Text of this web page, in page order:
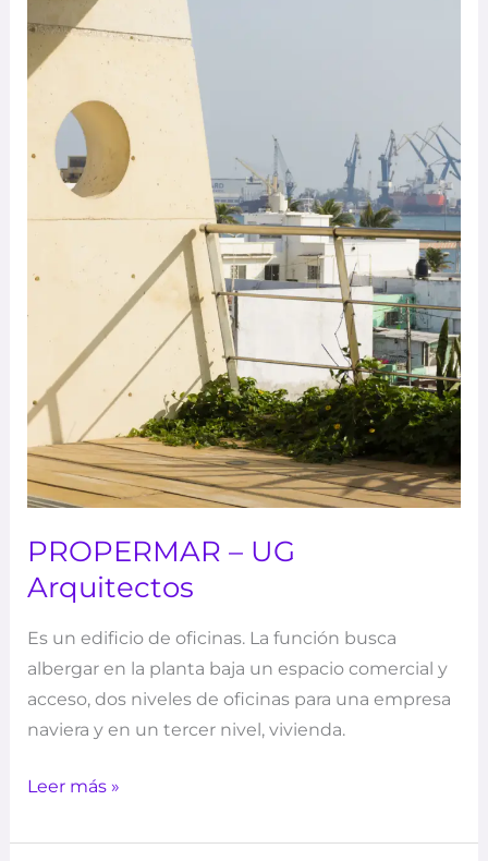
PROPERMAR – UG
Arquitectos
Es un edificio de oficinas. La función busca
albergar en la planta baja un espacio comercial y
acceso, dos niveles de oficinas para una empresa
naviera y en un tercer nivel, vivienda.
Leer más »